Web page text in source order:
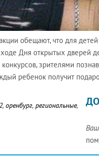
обещают, что для
Дня открытых дверей
зрителями
ребенок получит
, оренбург, региональные,